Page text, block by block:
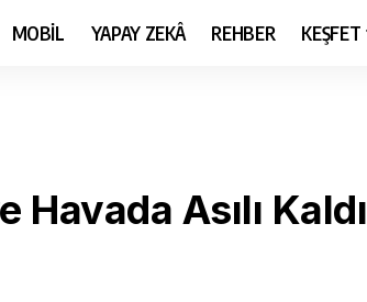
MOBİL YAPAY ZEKÂ REHBER KEŞFET
Asılı Kaldı